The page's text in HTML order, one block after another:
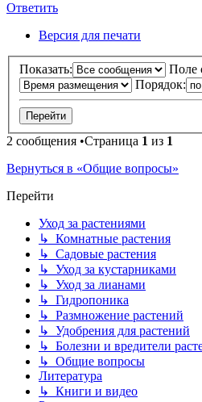
Ответить
Версия для печати
Показать:
Поле
Порядок:
2 сообщения •Страница 1 из 1
Вернуться в «Общие вопросы»
Перейти
Уход за растениями
↳ Комнатные растения
↳ Садовые растения
↳ Уход за кустарниками
↳ Уход за лианами
↳ Гидропоника
↳ Размножение растений
↳ Удобрения для растений
↳ Болезни и вредители
↳ Общие вопросы
Литература
↳ Книги и видео